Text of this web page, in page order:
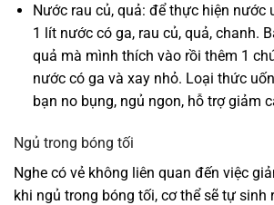
Nước rau củ, quả: để thực hiện nước
1 lít nước có ga, rau củ, quả, chanh.
quả mà mình thích vào rồi thêm 1
nước có ga và xay nhỏ. Loại thức
bạn no bụng, ngủ ngon, hỗ trợ giảm
Ngủ trong bóng tối
Nghe có vẻ không liên quan đến việc
khi ngủ trong bóng tối, cơ thể sẽ tự sinh